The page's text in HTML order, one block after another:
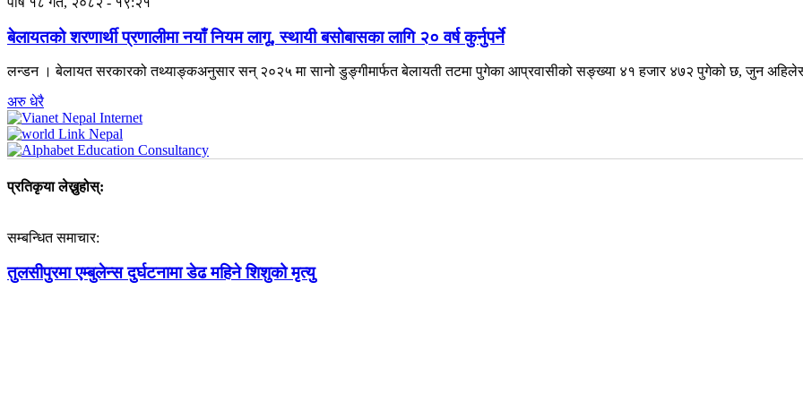
बेलायतको शरणार्थी प्रणालीमा नयाँ नियम लागू, स्थायी बसोबासका लागि २० वर्ष कुर्नुपर्ने
लन्डन । बेलायत सरकारको तथ्याङ्कअनुसार सन् २०२५ मा सानो डुङ्गीमार्फत बेलायती तटमा पुगेका आप्रवासीको सङ्ख्या ४१ हजार ४७२ पुगेको छ, जुन
अरु धेरै
प्रतिकृया लेख्नुहोस्:
सम्बन्धित समाचार:
तुलसीपुरमा एम्बुलेन्स दुर्घटनामा डेढ महिने शिशुको मृत्यु